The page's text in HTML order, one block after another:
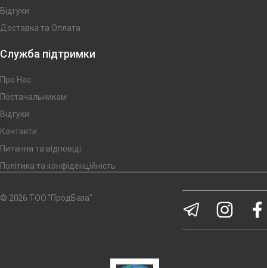
Відгуки
Доставка та Оплата
Служба підтримки
Про Нас
Постачальникам
Відгуки
Контакти
Питання та відповіді
Політика та конфіденційність
© 2026 ТОО “ПродБаза”